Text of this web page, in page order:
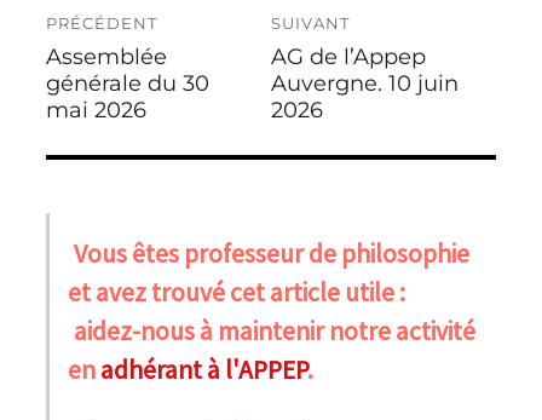
de
l’article
PRÉCÉDENT
Publication
précédente :
Assemblée
générale du 30
mai 2026
SUIVANT
Publication
suivante :
AG de l’Appep
Auvergne. 10 juin
2026
Vous êtes professeur de philosophie
et avez trouvé cet article utile :
aidez-nous à maintenir notre activité
enadhérant à l'APPEP.